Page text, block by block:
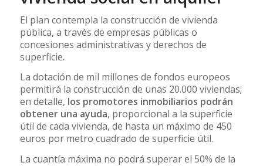
El plan contempla la construcción de vivienda
pública, a través de empresas públicas o
concesiones administrativas y derechos de
superficie.
La dotación de mil millones de fondos europeos
permitirá la construcción de unas 20.000 viviendas;
en detalle, los promotores inmobiliarios podrán
obtener una ayuda, proporcional a la superficie
útil de cada vivienda, de hasta un máximo de 450
euros por metro cuadrado de superficie útil.
La cuantía máxima no podrá superar el 50% de la